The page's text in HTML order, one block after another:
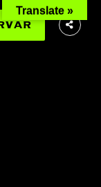
Translate »